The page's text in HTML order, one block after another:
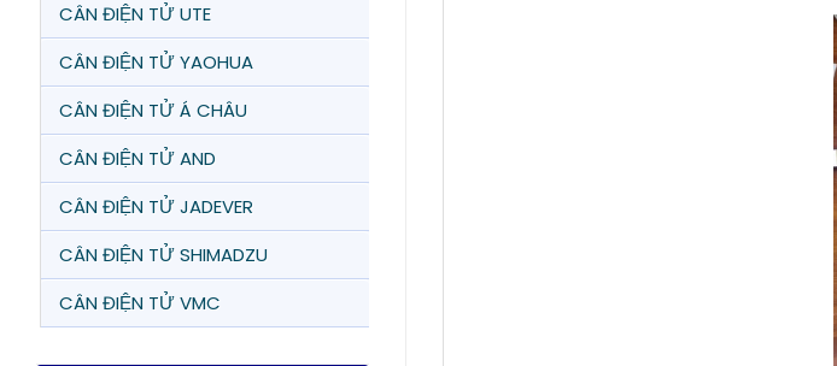
CÂN ĐIỆN TỬ UTE
CÂN ĐIỆN TỬ YAOHUA
CÂN ĐIỆN TỬ Á CHÂU
CÂN ĐIỆN TỬ AND
CÂN ĐIỆN TỬ JADEVER
CÂN ĐIỆN TỬ SHIMADZU
CÂN ĐIỆN TỬ VMC